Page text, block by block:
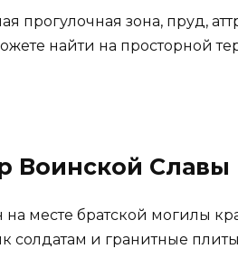
прогулочная зона, пруд,
найти на просторной
Воинской Славы
на месте братской могилы
солдатам и гранитные